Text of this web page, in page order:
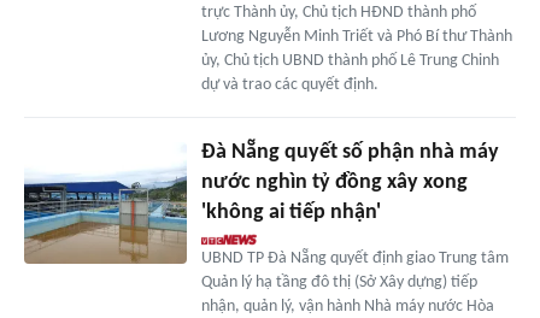
trực Thành ủy, Chủ tịch HĐND thành phố
Lương Nguyễn Minh Triết và Phó Bí thư Thành
ủy, Chủ tịch UBND thành phố Lê Trung Chinh
dự và trao các quyết định.
Đà Nẵng quyết số phận nhà máy
nước nghìn tỷ đồng xây xong
'không ai tiếp nhận'
UBND TP Đà Nẵng quyết định giao Trung tâm
Quản lý hạ tầng đô thị (Sở Xây dựng) tiếp
nhận, quản lý, vận hành Nhà máy nước Hòa